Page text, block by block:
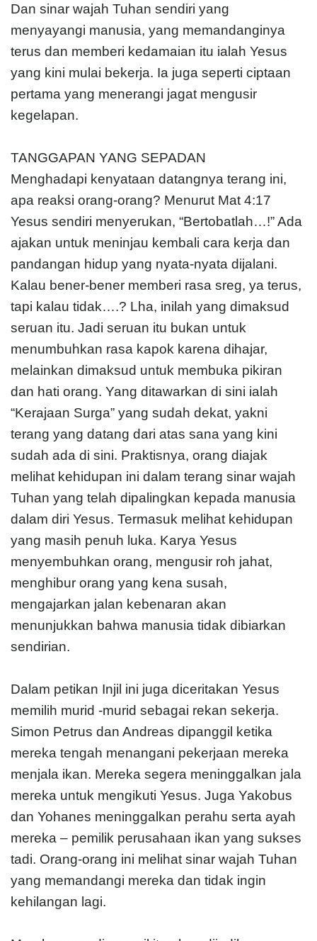
Dan sinar wajah Tuhan sendiri yang
menyayangi manusia, yang memandanginya
terus dan memberi kedamaian itu ialah Yesus
yang kini mulai bekerja. Ia juga seperti ciptaan
pertama yang menerangi jagat mengusir
kegelapan.
TANGGAPAN YANG SEPADAN
Menghadapi kenyataan datangnya terang ini,
apa reaksi orang-orang? Menurut Mat 4:17
Yesus sendiri menyerukan, “Bertobatlah…!” Ada
ajakan untuk meninjau kembali cara kerja dan
pandangan hidup yang nyata-nyata dijalani.
Kalau bener-bener memberi rasa sreg, ya terus,
tapi kalau tidak….? Lha, inilah yang dimaksud
seruan itu. Jadi seruan itu bukan untuk
menumbuhkan rasa kapok karena dihajar,
melainkan dimaksud untuk membuka pikiran
dan hati orang. Yang ditawarkan di sini ialah
“Kerajaan Surga” yang sudah dekat, yakni
terang yang datang dari atas sana yang kini
sudah ada di sini. Praktisnya, orang diajak
melihat kehidupan ini dalam terang sinar wajah
Tuhan yang telah dipalingkan kepada manusia
dalam diri Yesus. Termasuk melihat kehidupan
yang masih penuh luka. Karya Yesus
menyembuhkan orang, mengusir roh jahat,
menghibur orang yang kena susah,
mengajarkan jalan kebenaran akan
menunjukkan bahwa manusia tidak dibiarkan
sendirian.
Dalam petikan Injil ini juga diceritakan Yesus
memilih murid -murid sebagai rekan sekerja.
Simon Petrus dan Andreas dipanggil ketika
mereka tengah menangani pekerjaan mereka
menjala ikan. Mereka segera meninggalkan jala
mereka untuk mengikuti Yesus. Juga Yakobus
dan Yohanes meninggalkan perahu serta ayah
mereka – pemilik perusahaan ikan yang sukses
tadi. Orang-orang ini melihat sinar wajah Tuhan
yang memandangi mereka dan tidak ingin
kehilangan lagi.